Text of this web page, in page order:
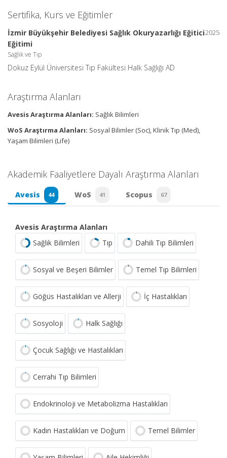
Sertifika, Kurs ve Eğitimler
2025
İzmir Büyükşehir Belediyesi Sağlık Okuryazarlığı Eğitici
Eğitimi
Sağlık ve Tıp
Dokuz Eylül Üniversitesi Tıp Fakültesi Halk Sağlığı AD
Araştırma Alanları
Avesis Araştırma Alanları: Sağlık Bilimleri
WoS Araştırma Alanları: Sosyal Bilimler (Soc), Klinik Tıp (Med),
Yaşam Bilimleri (Life)
Akademik Faaliyetlere Dayalı Araştırma Alanları
Avesis 44 WoS 41 Scopus 67
Avesis Araştırma Alanları
Sağlık Bilimleri
Tıp Dahili Tıp Bilimleri
Sosyal ve Beşeri Bilimler Temel Tıp Bilimleri
Göğüs Hastalıkları ve Allerji İç Hastalıkları
Sosyoloji Halk Sağlığı
Çocuk Sağlığı ve Hastalıkları
Cerrahi Tıp Bilimleri
Endokrinoloji ve Metabolizma Hastalıkları
Kadın Hastalıkları ve Doğum Temel Bilimler